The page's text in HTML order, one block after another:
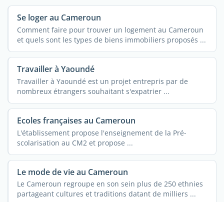
Se loger au Cameroun
Comment faire pour trouver un logement au Cameroun
et quels sont les types de biens immobiliers proposés ...
Travailler à Yaoundé
Travailler à Yaoundé est un projet entrepris par de
nombreux étrangers souhaitant s'expatrier ...
Ecoles françaises au Cameroun
L'établissement propose l'enseignement de la Pré-
scolarisation au CM2 et propose ...
Le mode de vie au Cameroun
Le Cameroun regroupe en son sein plus de 250 ethnies
partageant cultures et traditions datant de milliers ...